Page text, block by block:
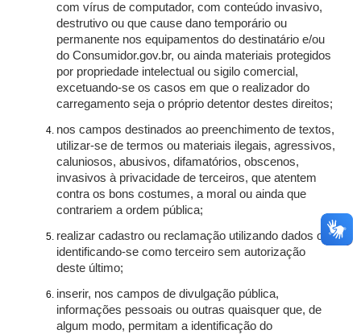
com vírus de computador, com conteúdo invasivo,
destrutivo ou que cause dano temporário ou
permanente nos equipamentos do destinatário e/ou
do Consumidor.gov.br, ou ainda materiais protegidos
por propriedade intelectual ou sigilo comercial,
excetuando-se os casos em que o realizador do
carregamento seja o próprio detentor destes direitos;
nos campos destinados ao preenchimento de textos,
utilizar-se de termos ou materiais ilegais, agressivos,
caluniosos, abusivos, difamatórios, obscenos,
invasivos à privacidade de terceiros, que atentem
contra os bons costumes, a moral ou ainda que
contrariem a ordem pública;
realizar cadastro ou reclamação utilizando dados ou
identificando-se como terceiro sem autorização
deste último;
inserir, nos campos de divulgação pública,
informações pessoais ou outras quaisquer que, de
algum modo, permitam a identificação do